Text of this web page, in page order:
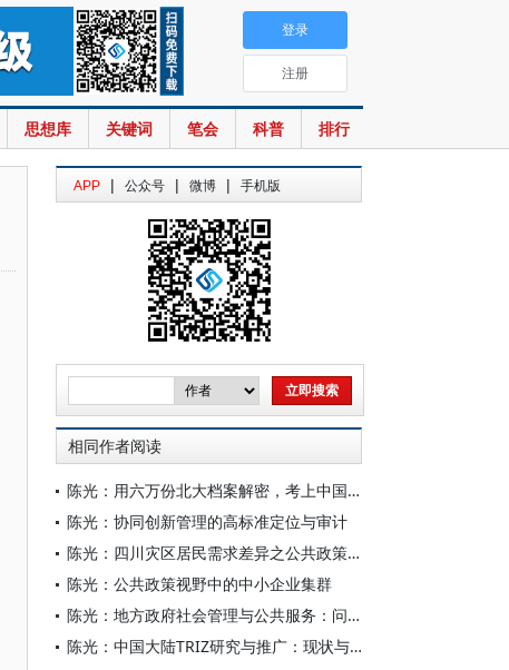
思想库 关键词 笔会 科普 排行
登录
注册
APP | 公众号 | 微博 | 手机版
相同作者阅读
陈光：用六万份北大档案解密，考上中国顶级名校的都是什么人？
陈光：协同创新管理的高标准定位与审计
陈光：四川灾区居民需求差异之公共政策启示
陈光：公共政策视野中的中小企业集群
陈光：地方政府社会管理与公共服务：问题与对策
陈光：中国大陆TRIZ研究与推广：现状与问题